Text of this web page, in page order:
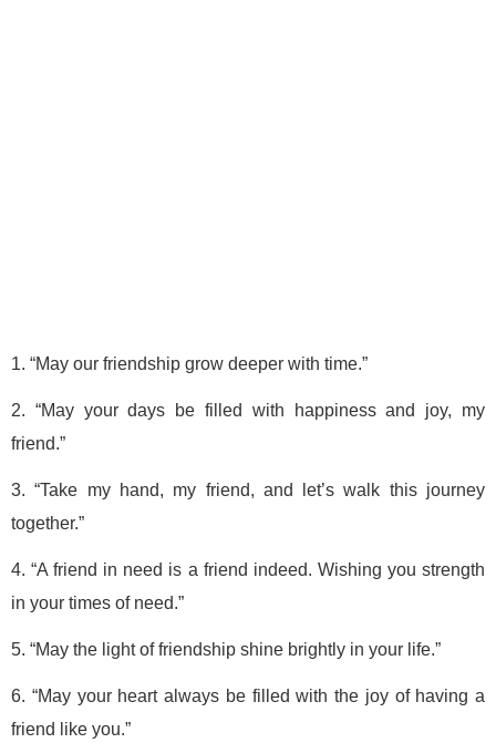
1. “May our friendship grow deeper with time.”
2. “May your days be filled with happiness and joy, my
friend.”
3. “Take my hand, my friend, and let’s walk this journey
together.”
4. “A friend in need is a friend indeed. Wishing you strength
in your times of need.”
5. “May the light of friendship shine brightly in your life.”
6. “May your heart always be filled with the joy of having a
friend like you.”